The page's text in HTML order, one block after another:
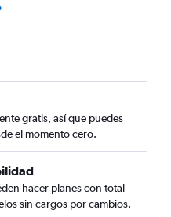
gratis, así que puedes
el momento cero.
hacer planes con total
sin cargos por cambios.